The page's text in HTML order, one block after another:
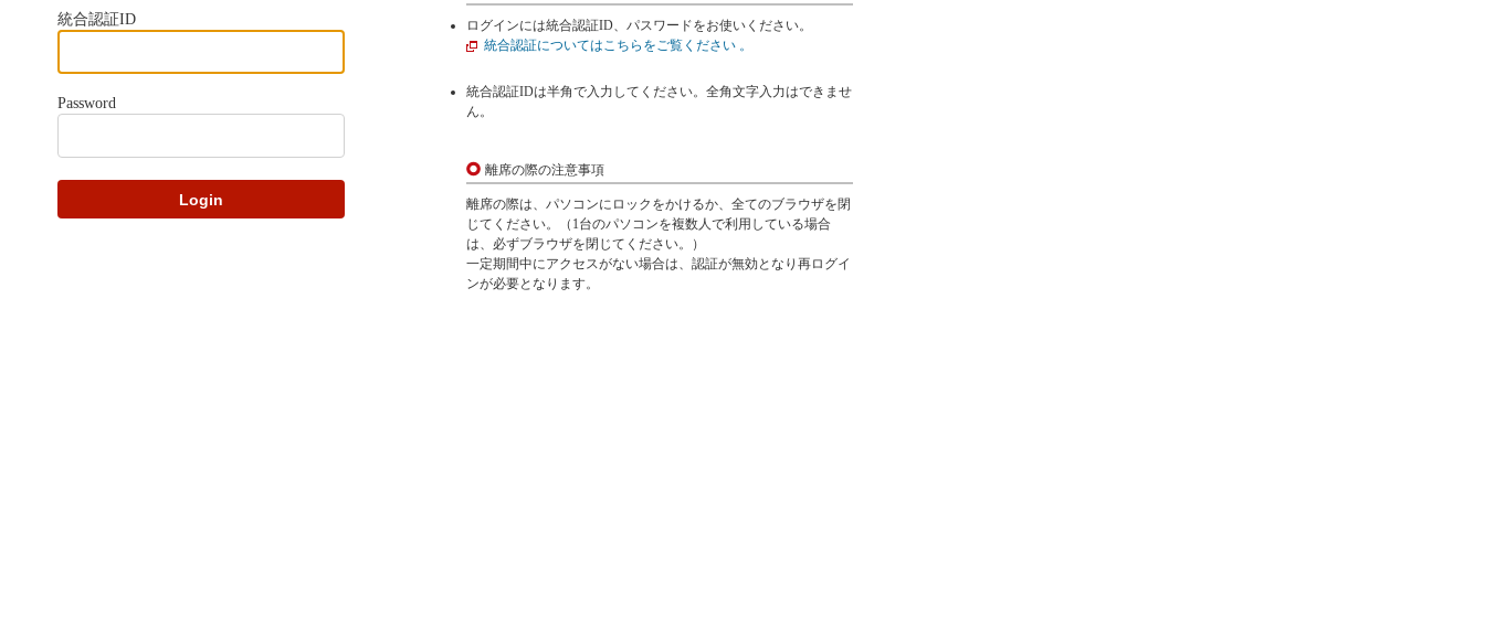
統合認証ID
Password
Login
ログインには統合認証ID、パスワードをお使いください。
統合認証についてはこちらをご覧ください 。
統合認証IDは半角で入力してください。全角文字入力はできませ
ん。
離席の際の注意事項
離席の際は、パソコンにロックをかけるか、全てのブラウザを閉
じてください。（1台のパソコンを複数人で利用している場合
は、必ずブラウザを閉じてください。）
一定期間中にアクセスがない場合は、認証が無効となり再ログイ
ンが必要となります。